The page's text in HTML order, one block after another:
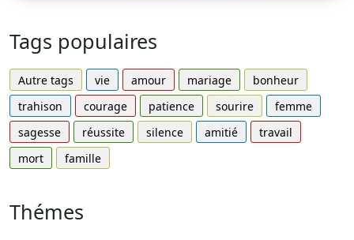
Tags populaires
Autre tags vie amour mariage
bonheur
trahison
courage patience sourire
femme
sagesse
réussite silence amitié
travail
mort
famille
Thémes